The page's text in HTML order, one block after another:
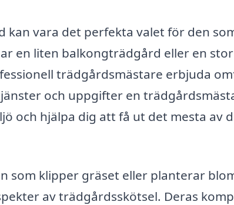
vara det perfekta valet för den
en liten balkongträdgård eller en
trädgårdsmästare erbjuda
och uppgifter en
och hjälpa dig att få ut det mesta av
som klipper gräset eller planterar
av trädgårdsskötsel. Deras